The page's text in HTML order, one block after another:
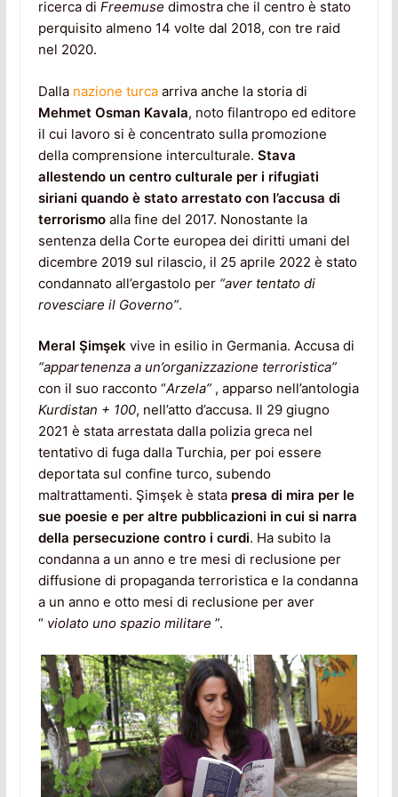
ricerca di Freemuse dimostra che il centro è stato
perquisito almeno 14 volte dal 2018, con tre raid
nel 2020.
Dalla nazione turcaarriva anche la storia di
Mehmet Osman Kavala, noto filantropo ed editore
il cui lavoro si è concentrato sulla promozione
della comprensione interculturale. Stava
allestendo un centro culturale per i rifugiati
siriani quando è stato arrestato con l’accusa di
terrorismoalla fine del 2017. Nonostante la
sentenza della Corte europea dei diritti umani del
dicembre 2019 sul rilascio, il 25 aprile 2022 è stato
condannato all’ergastolo per “aver tentato di
rovesciare il Governo”.
Meral Şimşekvive in esilio in Germania. Accusa di
“appartenenza a un’organizzazione terroristica”
con il suo racconto “Arzela”, apparso nell’antologia
Kurdistan + 100, nell’atto d’accusa. Il 29 giugno
2021 è stata arrestata dalla polizia greca nel
tentativo di fuga dalla Turchia, per poi essere
deportata sul confine turco, subendo
maltrattamenti. Şimşek è stata presa di mira per le
sue poesie e per altre pubblicazioni in cui si narra
della persecuzione contro i curdi. Ha subito la
condanna a un anno e tre mesi di reclusione per
diffusione di propaganda terroristica e la condanna
a un anno e otto mesi di reclusione per aver
“ violato uno spazio militare ”.